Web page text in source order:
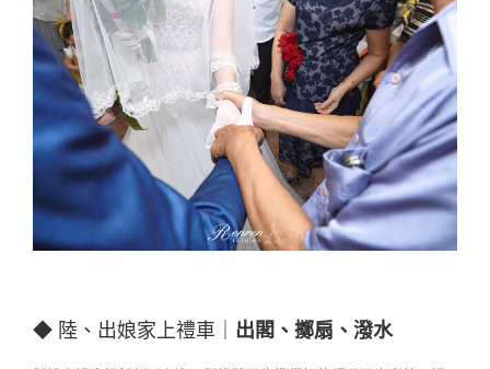
◆ 陸、出娘家上禮車｜ 出閣、擲扇、潑水